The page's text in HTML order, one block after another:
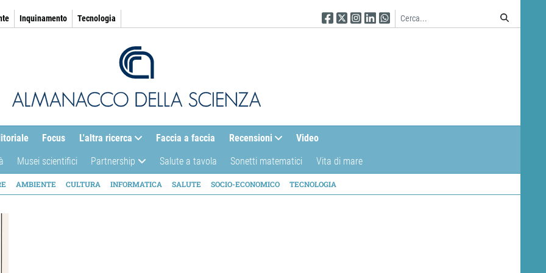
Inquinamento Tecnologia Seguici su Facebook
Seguici su Twitter
Seguici su Instagram
Seguici su Linkedin
Seguici su WhatsApp
Focus L'altra ricerca Faccia a faccia Recensioni Video
Musei scientifici Partnership Salute a tavola Sonetti matematici Vita di mare
AMBIENTE CULTURA INFORMATICA SALUTE SOCIO-ECONOMICO TECNOLOGIA